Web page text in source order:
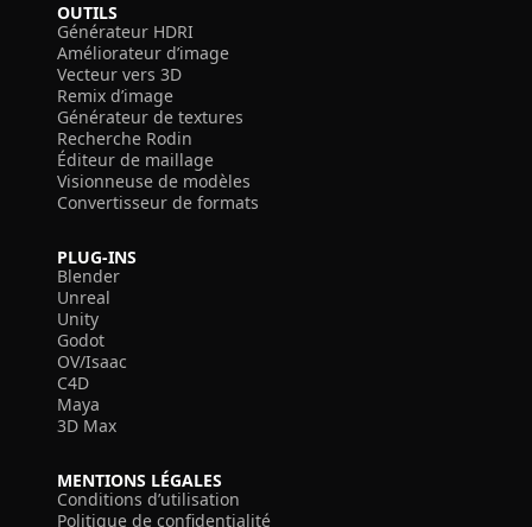
OUTILS
Générateur HDRI
Améliorateur d’image
Vecteur vers 3D
Remix d’image
Générateur de textures
Recherche Rodin
Éditeur de maillage
Visionneuse de modèles
Convertisseur de formats
PLUG-INS
Blender
Unreal
Unity
Godot
OV/Isaac
C4D
Maya
3D Max
MENTIONS LÉGALES
Conditions d’utilisation
Politique de confidentialité